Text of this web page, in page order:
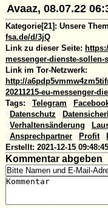
Avaaz, 08.07.22
Kategorie[21]: Unsere
fsa.de/d/3jQ
Link zu dieser Seite:
messenger-dienste-sollen-
Link im Tor-Netzwerk:
http://
20211215-eu-messenger-
Tags:
Telegram
Datenschutz
Verhaltensänderung
Ansprechpartner Profit
Erstellt: 2021-12-15 09:48:45
Kommentar abgeben